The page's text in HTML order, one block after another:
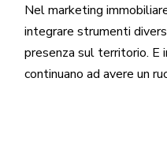
Nel marketing
integrare strumenti
presenza sul territorio. E
continuano ad avere un